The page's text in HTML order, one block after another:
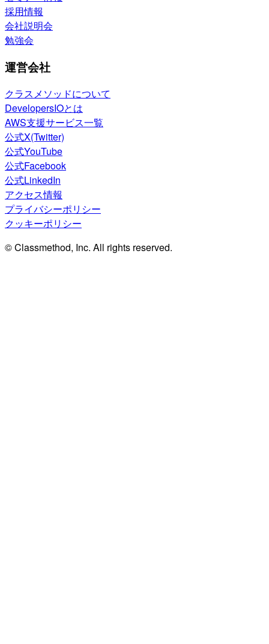
採用情報
会社説明会
勉強会
運営会社
クラスメソッドについて
DevelopersIOとは
AWS支援サービス一覧
公式X(Twitter)
公式YouTube
公式Facebook
公式LinkedIn
アクセス情報
プライバシーポリシー
クッキーポリシー
© Classmethod, Inc. All rights reserved.